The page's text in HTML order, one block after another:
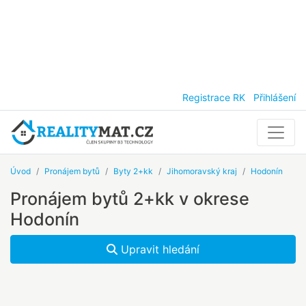
Registrace RK Přihlášení
Úvod Pronájem bytů Byty 2+kk Jihomoravský kraj Hodonín
Pronájem bytů 2+kk v okrese
Hodonín
Upravit hledání